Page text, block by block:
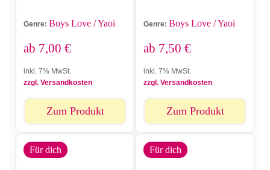
Genre: Boys Love / Yaoi
ab 7,00 €
inkl. 7% MwSt.
zzgl. Versandkosten
Zum Produkt
Genre: Boys Love / Yaoi
ab 7,50 €
inkl. 7% MwSt.
zzgl. Versandkosten
Zum Produkt
Für dich Für dich